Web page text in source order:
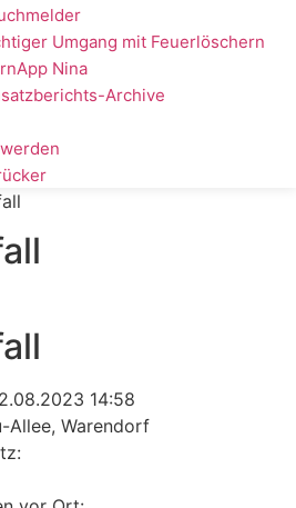
Umgang mit Feuerlöschern
Nina
Archive
14:58
Allee, Warendorf